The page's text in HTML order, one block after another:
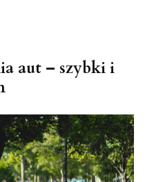
aut – szybki i